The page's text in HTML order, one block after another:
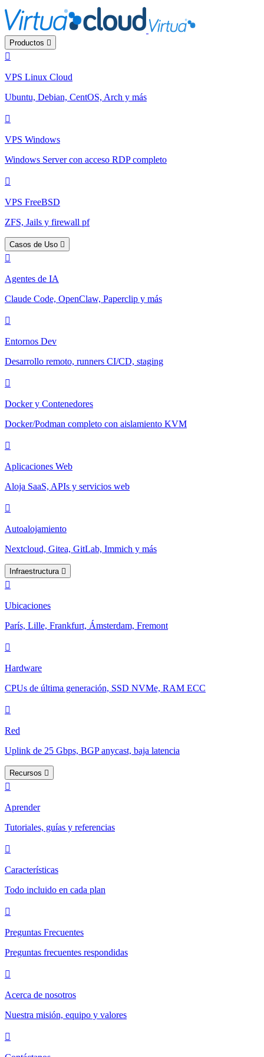
Productos
VPS Linux Cloud
Ubuntu, Debian, CentOS, Arch y más
VPS Windows
Windows Server con acceso RDP completo
VPS FreeBSD
ZFS, Jails y firewall pf
Casos de Uso
Agentes de IA
Claude Code, OpenClaw, Paperclip y más
Entornos Dev
Desarrollo remoto, runners CI/CD, staging
Docker y Contenedores
Docker/Podman completo con aislamiento KVM
Aplicaciones Web
Aloja SaaS, APIs y servicios web
Autoalojamiento
Nextcloud, Gitea, GitLab, Immich y más
Infraestructura
Ubicaciones
París, Lille, Frankfurt, Ámsterdam, Fremont
Hardware
CPUs de última generación, SSD NVMe, RAM ECC
Red
Uplink de 25 Gbps, BGP anycast, baja latencia
Recursos
Aprender
Tutoriales, guías y referencias
Características
Todo incluido en cada plan
Preguntas Frecuentes
Preguntas frecuentes respondidas
Acerca de nosotros
Nuestra misión, equipo y valores